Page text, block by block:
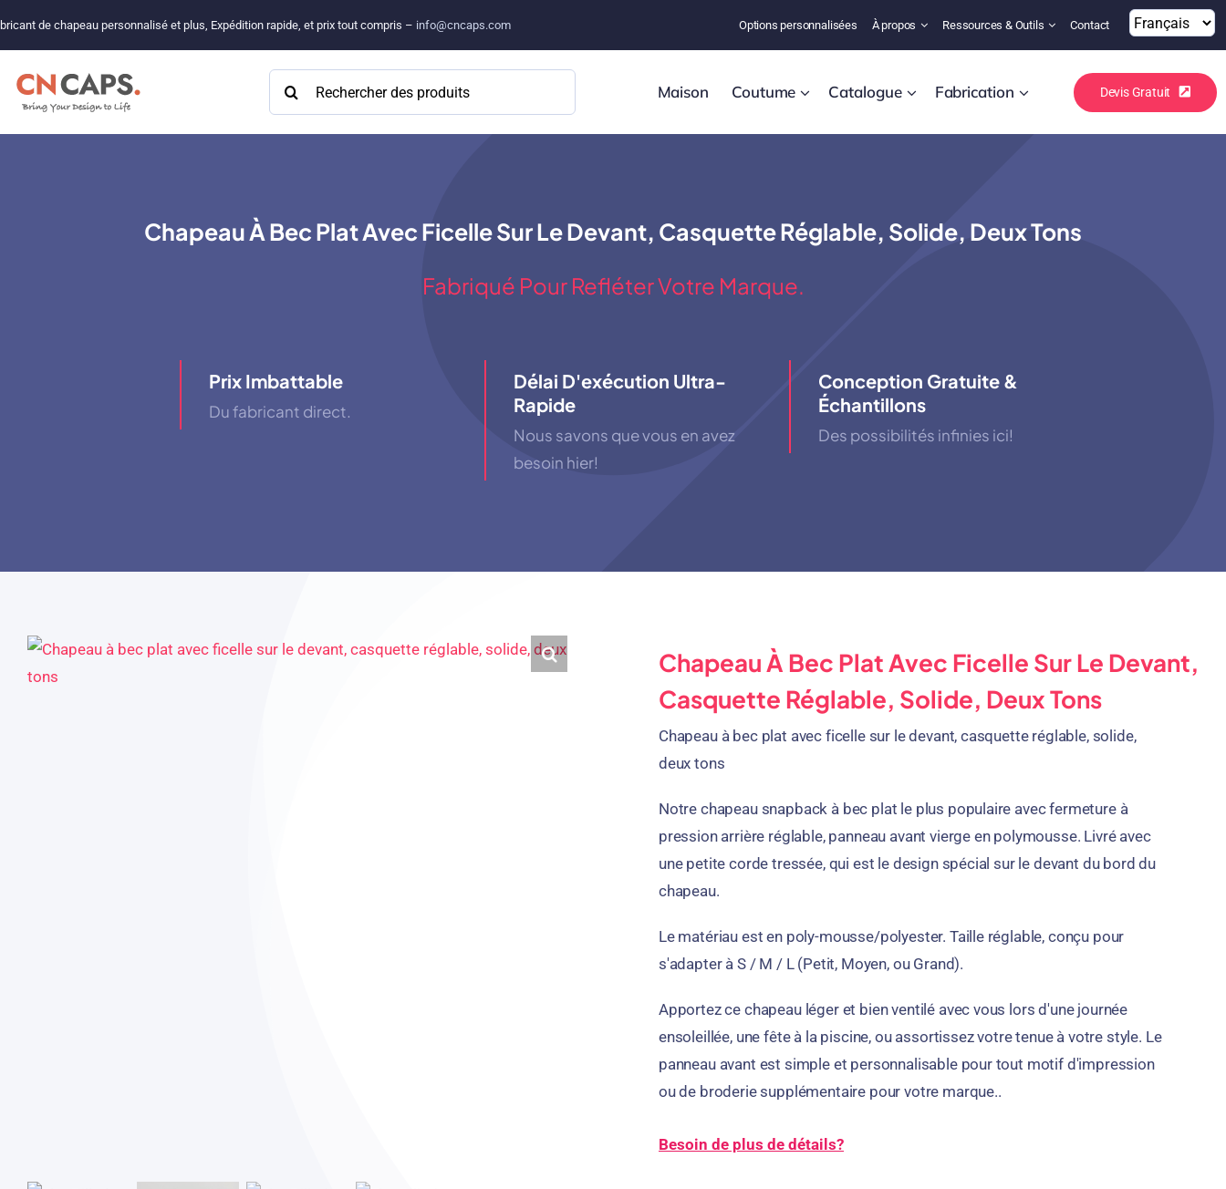
de chapeau personnalisé et plus, Expédition rapide, et prix tout compris – info@cncaps.com Options personnalisées À propos Ressources & Outils Contact
Rechercher: Maison Coutume Catalogue Fabrication Devis Gratuit
Chapeau À Bec Plat Avec Ficelle Sur Le Devant, Casquette Réglable, Solide, Deux Tons
Fabriqué Pour Refléter Votre Marque.
Prix ​​imbattable
Du fabricant direct.
Délai D'exécution Ultra-
Rapide
Nous savons que vous en avez
besoin hier!
Conception Gratuite &
Échantillons
Des possibilités infinies ici!
Chapeau À Bec Plat Avec Ficelle Sur Le Devant,
Casquette Réglable, Solide, Deux Tons
Chapeau à bec plat avec ficelle sur le devant, casquette réglable, solide,
deux tons
Notre chapeau snapback à bec plat le plus populaire avec fermeture à
pression arrière réglable, panneau avant vierge en polymousse. Livré avec
une petite corde tressée, qui est le design spécial sur le devant du bord du
chapeau.
Le matériau est en poly-mousse/polyester. Taille réglable, conçu pour
s'adapter à S / M / L (Petit, Moyen, ou Grand).
Apportez ce chapeau léger et bien ventilé avec vous lors d'une journée
ensoleillée, une fête à la piscine, ou assortissez votre tenue à votre style. Le
panneau avant est simple et personnalisable pour tout motif d'impression
ou de broderie supplémentaire pour votre marque..
Besoin de plus de détails?